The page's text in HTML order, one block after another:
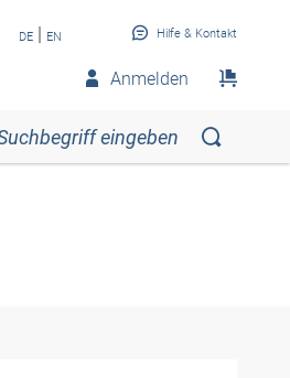
DE | EN Hilfe & Kontakt
Anmelden